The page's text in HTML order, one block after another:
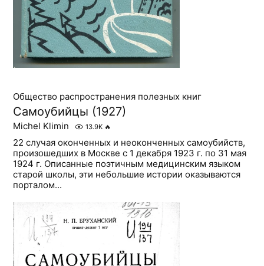
Общество распространения полезных книг
Самоубийцы (1927)
Michel Klimin 13.9K 🔥
22 случая оконченных и неоконченных самоубийств,
произошедших в Москве с 1 декабря 1923 г. по 31 мая
1924 г. Описанные поэтичным медицинским языком
старой школы, эти небольшие истории оказываются
порталом...